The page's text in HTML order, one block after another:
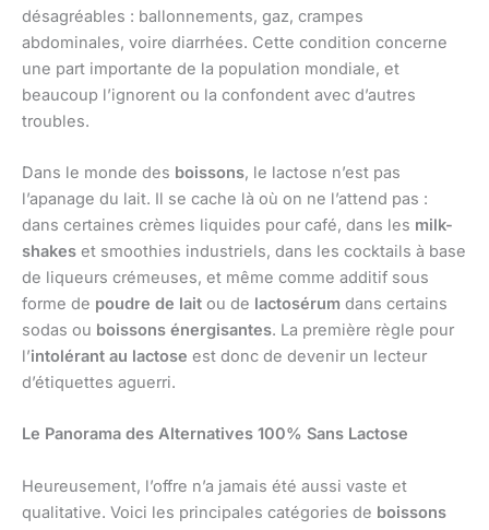
désagréables : ballonnements, gaz, crampes
abdominales, voire diarrhées. Cette condition concerne
une part importante de la population mondiale, et
beaucoup l’ignorent ou la confondent avec d’autres
troubles.
Dans le monde des boissons, le lactose n’est pas
l’apanage du lait. Il se cache là où on ne l’attend pas :
dans certaines crèmes liquides pour café, dans les milk-
shakes et smoothies industriels, dans les cocktails à base
de liqueurs crémeuses, et même comme additif sous
forme de poudre de lait ou de lactosérum dans certains
sodas ou boissons énergisantes. La première règle pour
l’intolérant au lactose est donc de devenir un lecteur
d’étiquettes aguerri.
Le Panorama des Alternatives 100% Sans Lactose
Heureusement, l’offre n’a jamais été aussi vaste et
qualitative. Voici les principales catégories de boissons